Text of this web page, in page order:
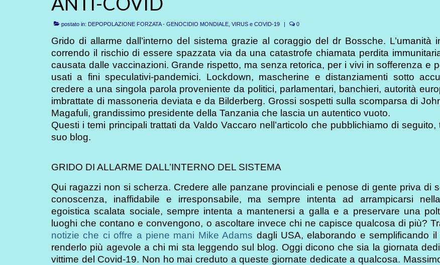
postato in: DEPOPOLAZIONE FORZATA - GENOCIDIO MONDIALE VIRUS e COVID-19 | 0
Grido di allarme dall’interno del sistema grazie al coraggio del dr Bossche. L’umanità
correndo il rischio di essere spazzata via da una catastrofe chiamata perdita
causata dalle vaccinazioni. Grande rispetto, ma senza retorica, per i vivi in sofferenza e
usati a fini speculativi-pandemici. Lockdown, mascherine e distanziamenti sotto
credere a una singola parola proveniente da politici, parlamentari, banchieri, autorità
imbrattate di massoneria deviata e da Bilderberg. Grossi sospetti sulla scomparsa di
Magafuli, grandissimo presidente della Tanzania che lascia un autentico vuoto.
Questi i temi principali trattati da Valdo Vaccaro nell’articolo che pubblichiamo di seguito,
suo blog.
GRIDO DI ALLARME DALL’INTERNO DEL SISTEMA
Qui ragazzi non si scherza. Credere alle panzane provinciali e penose di gente priva di
conoscenza, inaffidabile e irresponsabile, ma sempre intenta ad arrampicarsi
egoistica scalata sociale, sempre intenta a mantenersi a galla e a preservare una
luoghi che contano e convengono, o ascoltare invece chi ne capisce qualcosa di più?
notizie che ci offre a piene mani Mike Adams dagli USA, elaborando e semplificando il
renderlo più agevole a chi mi sta leggendo sul blog. Oggi dicono che sia la giornata
vittime del Covid-19. Non ho mai creduto a queste giornate dedicate a qualcosa.